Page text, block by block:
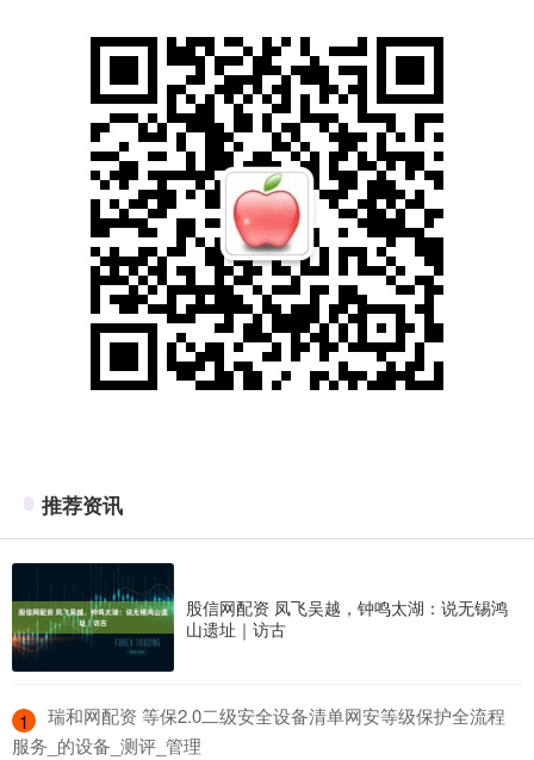
推荐资讯
股信网配资 凤飞吴越，钟鸣太湖：说无锡鸿
山遗址｜访古
1
​瑞和网配资 等保2.0二级安全设备清单网安等级保护全流程
服务_的设备_测评_管理